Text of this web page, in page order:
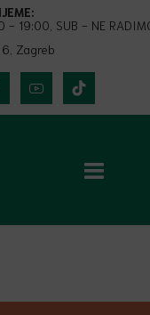
- 19:00, SUB - NE
Zagreb